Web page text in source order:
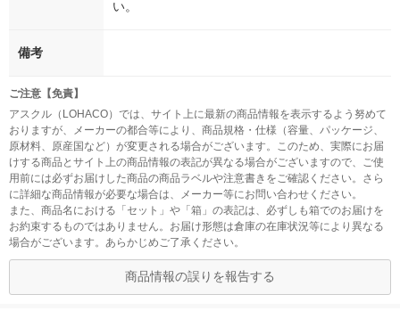
い。
備考
ご注意【免責】
アスクル（LOHACO）では、サイト上に最新の商品情報を表示するよう努めて
おりますが、メーカーの都合等により、商品規格・仕様（容量、パッケージ、
原材料、原産国など）が変更される場合がございます。このため、実際にお届
けする商品とサイト上の商品情報の表記が異なる場合がございますので、ご使
用前には必ずお届けした商品の商品ラベルや注意書きをご確認ください。さら
に詳細な商品情報が必要な場合は、メーカー等にお問い合わせください。
また、商品名における「セット」や「箱」の表記は、必ずしも箱でのお届けを
お約束するものではありません。お届け形態は倉庫の在庫状況等により異なる
場合がございます。あらかじめご了承ください。
商品情報の誤りを報告する